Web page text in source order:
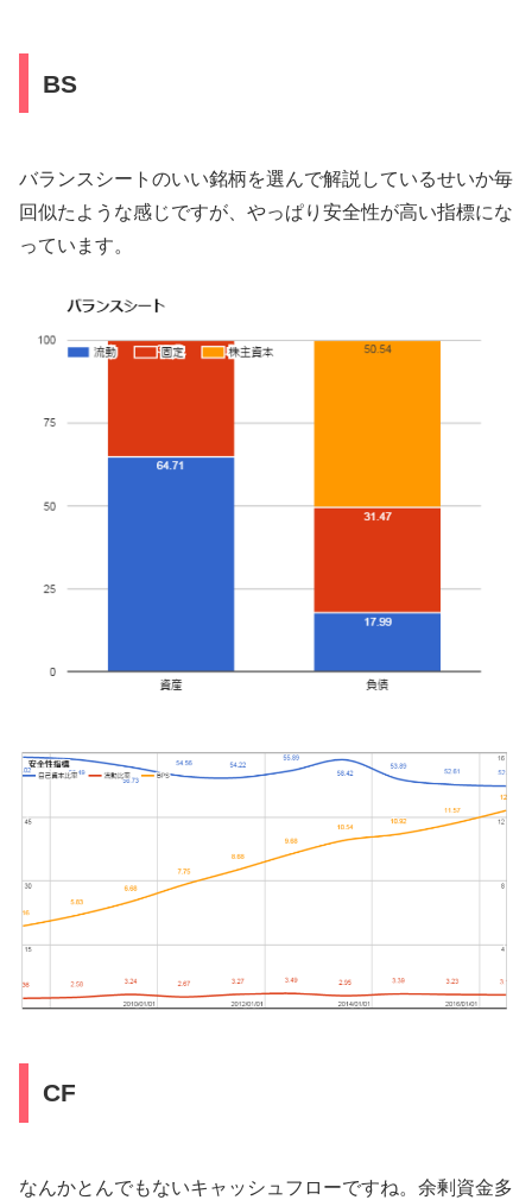
BS
バランスシートのいい銘柄を選んで解説しているせいか毎
回似たような感じですが、やっぱり安全性が高い指標にな
っています。
CF
なんかとんでもないキャッシュフローですね。余剰資金多